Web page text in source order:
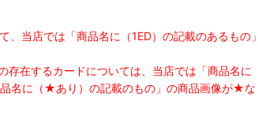
当店では「商品名に（1ED）の記載のあるも
在するカードについては、当店では「商品名
名に（★あり）の記載のもの」の商品画像が★